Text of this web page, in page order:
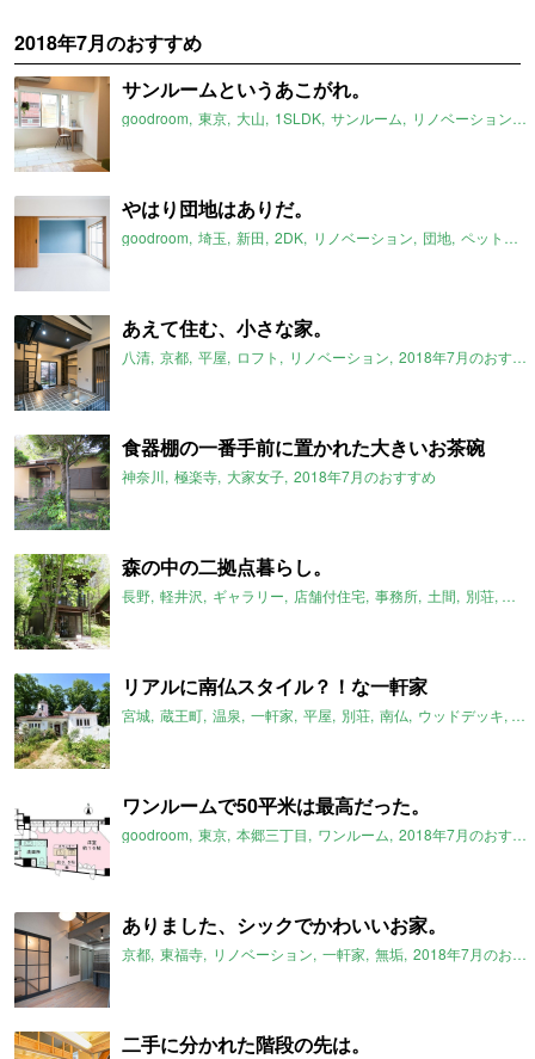
2018年7月のおすすめ
サンルームというあこがれ。
goodroom 東京 大山 1SLDK サンルーム リノベーション
やはり団地はありだ。
goodroom 埼玉 新田 2DK リノベーション 団地 ペット可
あえて住む、小さな家。
八清 京都 平屋 ロフト リノベーション 2018年7月のおすすめ
食器棚の一番手前に置かれた大きいお茶碗
神奈川 極楽寺 大家女子 2018年7月のおすすめ
森の中の二拠点暮らし。
長野 軽井沢 ギャラリー 店舗付住宅 事務所 土間 別荘 一
リアルに南仏スタイル？！な一軒家
宮城 蔵王町 温泉 一軒家 平屋 別荘 南仏 ウッドデッキ
ワンルームで50平米は最高だった。
goodroom 東京 本郷三丁目 ワンルーム 2018年7月のおすすめ
ありました、シックでかわいいお家。
京都 東福寺 リノベーション 一軒家 無垢 2018年7月のおすすめ
二手に分かれた階段の先は。